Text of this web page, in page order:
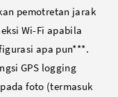
pemotretan jarak
Wi-Fi apabila
apa pun***.
GPS logging
foto (termasuk